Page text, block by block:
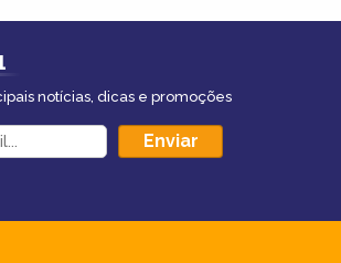
notícias, dicas e promoções